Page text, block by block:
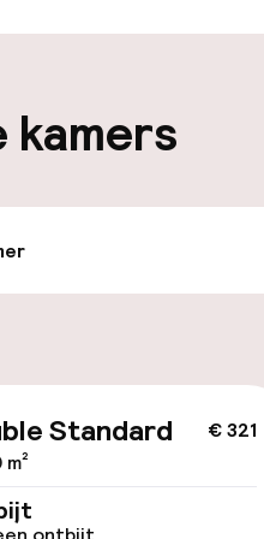
Transferservice
kamers
€ 321
Standard